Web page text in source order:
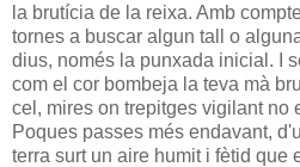
la brutícia de la reixa. Amb
tornes a buscar algun tall o
dius, només la punxada inicial. I
com el cor bombeja la teva mà
cel, mires on trepitges vigilant no
Poques passes més endavant,
terra surt un aire humit i fètid que